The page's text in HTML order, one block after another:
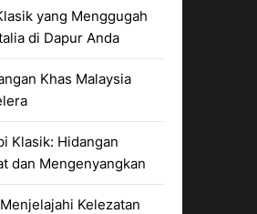
yang Menggugah
di Dapur Anda
Khas Malaysia
Klasik: Hidangan
dan Mengenyangkan
Kelezatan